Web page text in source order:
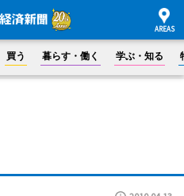
買う 暮らす・働く 学ぶ・知る